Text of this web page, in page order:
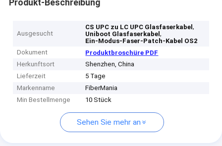
Produkt-Beschreibung
Ausgesucht
CS UPC zu LC UPC Glasfaserkabel,
Uniboot Glasfaserkabel,
Ein-Modus-Faser-Patch-Kabel OS2
Dokument
Produktbroschüre PDF
Herkunftsort
Shenzhen, China
Lieferzeit
5 Tage
Markenname
FiberMania
Min Bestellmenge
10 Stück
Sehen Sie mehr an